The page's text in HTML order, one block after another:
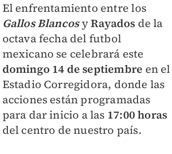
El enfrentamiento entre los
Gallos BlancosyRayados de la
octava fecha del futbol
mexicano se celebrará este
domingo 14 de septiembre en el
Estadio Corregidora, donde las
acciones están programadas
para dar inicio a las 17:00 horas
del centro de nuestro país.